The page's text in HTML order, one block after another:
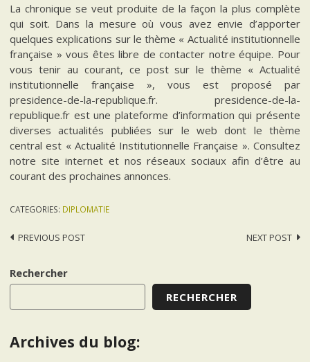
La chronique se veut produite de la façon la plus complète
qui soit. Dans la mesure où vous avez envie d’apporter
quelques explications sur le thème « Actualité institutionnelle
française » vous êtes libre de contacter notre équipe. Pour
vous tenir au courant, ce post sur le thème « Actualité
institutionnelle française », vous est proposé par
presidence-de-la-republique.fr. presidence-de-la-
republique.fr est une plateforme d’information qui présente
diverses actualités publiées sur le web dont le thème
central est « Actualité Institutionnelle Française ». Consultez
notre site internet et nos réseaux sociaux afin d’être au
courant des prochaines annonces.
CATEGORIES: DIPLOMATIE
Post
PREVIOUS POST NEXT POST
Rechercher
RECHERCHER
Archives du blog: